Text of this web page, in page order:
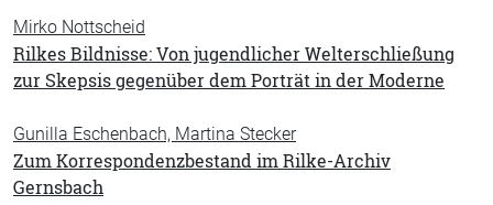
Mirko Nottscheid
Rilkes Bildnisse: Von jugendlicher Welterschließung
zur Skepsis gegenüber dem Porträt in der Moderne
Gunilla Eschenbach, Martina Stecker
Zum Korrespondenzbestand im Rilke-Archiv
Gernsbach